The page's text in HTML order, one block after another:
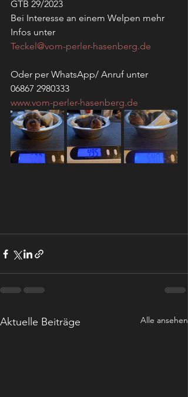
GTB 29/2023
Bei Interesse an einem Welpen mehr
Infos unter
Teckel@vom-perler-hasenberg.de
Oder per WhatsApp/ Anruf unter
06867 2980333
www.vom-perler-hasenberg.de
Aktuelle Beiträge Alle ansehen